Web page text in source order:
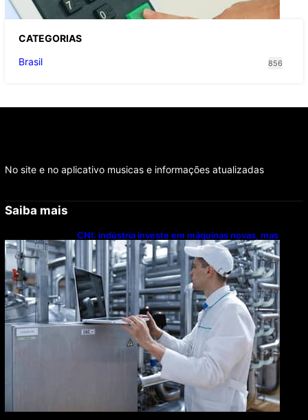
CATEGORIAS
Brasil
856
No site e no aplicativo musicas e informações atualizadas
Saiba mais
CNI: indústria investe em máquinas novas, mas
modernização tecnológica avança lentamente